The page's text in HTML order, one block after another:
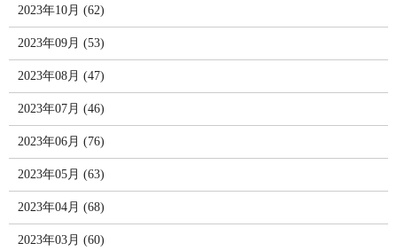
2023年10月 (62)
2023年09月 (53)
2023年08月 (47)
2023年07月 (46)
2023年06月 (76)
2023年05月 (63)
2023年04月 (68)
2023年03月 (60)